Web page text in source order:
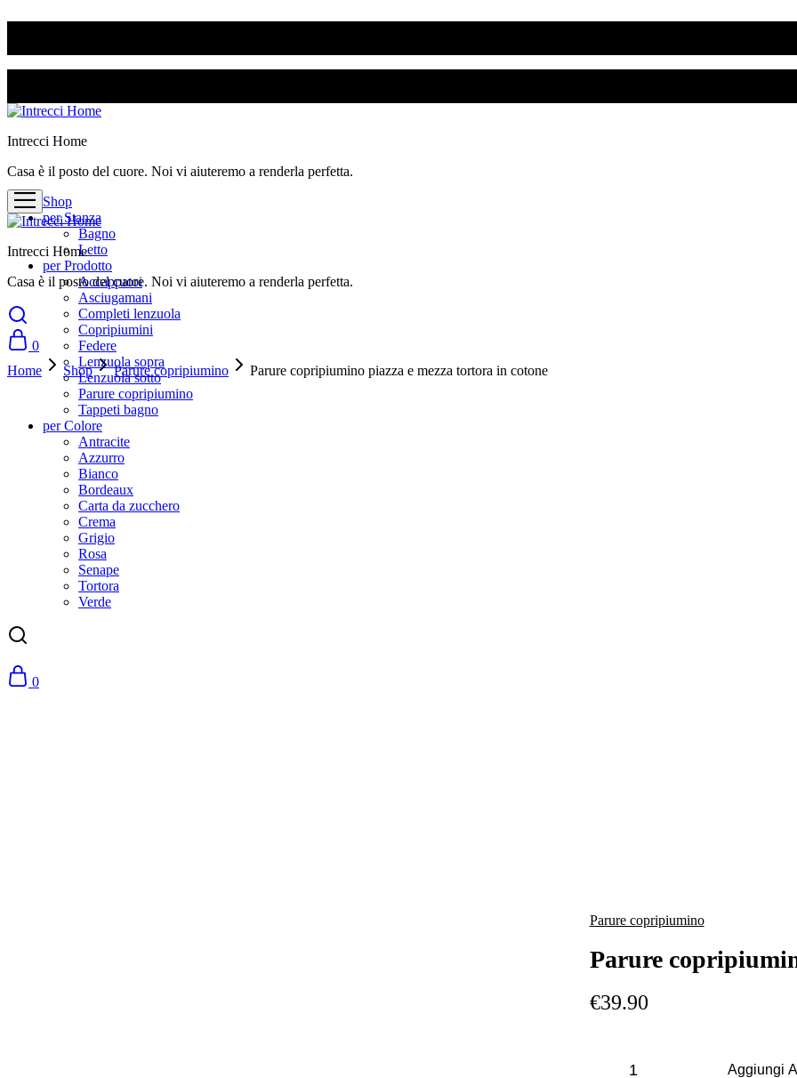
Intrecci Home
Casa è il posto del cuore. Noi vi aiuteremo a renderla perfetta.
Shop
per Stanza
Bagno
Letto
per Prodotto
Accappatoi
Asciugamani
Completi lenzuola
Copripiumini
Federe
Lenzuola sopra
Lenzuola sotto
Parure copripiumino
Tappeti bagno
per Colore
Antracite
Azzurro
Bianco
Bordeaux
Carta da zucchero
Crema
Grigio
Rosa
Senape
Tortora
Verde
0
Intrecci Home
Casa è il posto del cuore. Noi vi aiuteremo a renderla perfetta.
0
Home
Shop Parure copripiumino Parure copripiumino piazza e mezza tortora in cotone
Parure copripiumino
Parure
€39.90
copripiumino
Aggiungi